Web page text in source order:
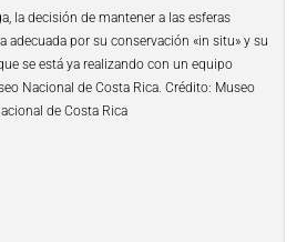
la decisión de mantener a las esferas
adecuada por su conservación «in situ» y su
se está ya realizando con un equipo
Nacional de Costa Rica. Crédito: Museo
de Costa Rica